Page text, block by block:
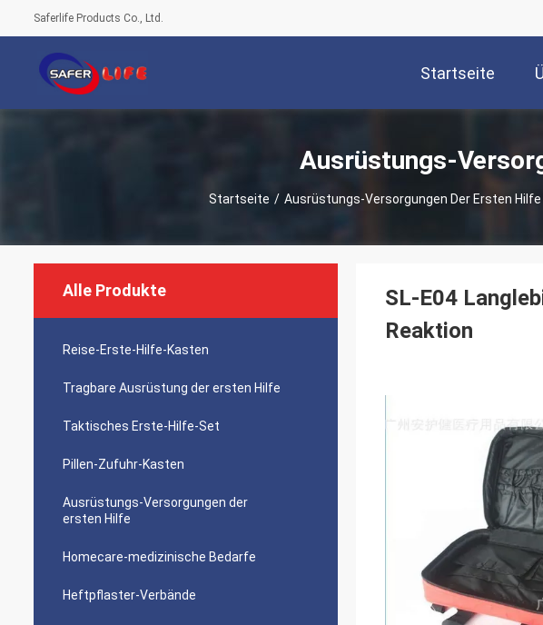
Saferlife Products Co., Ltd.
Startseite
Ausrüstungs-
Startseite / Ausrüstungs-Versorgungen Der Ersten Hilfe
Alle Produkte
Reise-Erste-Hilfe-Kasten
Tragbare Ausrüstung der ersten Hilfe
Taktisches Erste-Hilfe-Set
Pillen-Zufuhr-Kasten
Ausrüstungs-Versorgungen der
ersten Hilfe
Homecare-medizinische Bedarfe
Heftpflaster-Verbände
SL-E04
Reaktion